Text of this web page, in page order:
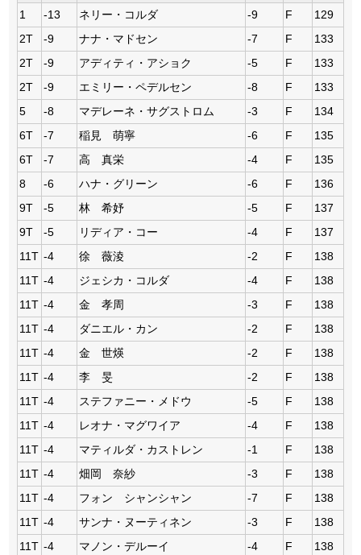
1 -13 ネリー・コルダ -9 F
129
2T
-9 ナナ・マドセン -7 F
133
2T
-9 アディティ・アショク -5 F
133
2T
-9 エミリー・ペデルセン -8 F
133
5
-8 マデレーネ・サグストロム -3 F
134
6T
-7 稲見 萌寧 -6 F
135
6T
-7 高 真栄 -4 F
135
8
-6 ハナ・グリーン -6 F
136
9T
-5 林 希妤 -5 F
137
9T
-5 リディア・コー -4 F
137
11T -4 徐 薇淩 -2 F
138
11T -4 ジェシカ・コルダ -4 F
138
11T -4 金 孝周 -3 F
138
11T -4 ダニエル・カン -2 F
138
11T -4 金 世煐 -2 F
138
11T -4 李 旻 -2 F
138
11T -4 ステファニー・メドウ -5 F
138
11T -4 レオナ・マグワイア -4 F
138
11T -4 マティルダ・カストレン -1 F
138
11T -4 畑岡 奈紗 -3 F
138
11T -4 フォン シャンシャン -7 F
138
11T -4 サンナ・ヌーティネン -3 F
138
11T -4 マノン・デルーイ -4 F
138